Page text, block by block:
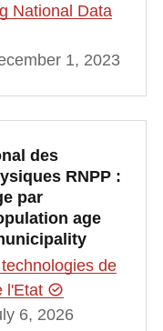
National Data
1, 2023
des
RNPP :
par
age
de
l'Etat
6, 2026